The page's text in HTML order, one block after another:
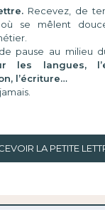
Recevez, de
se mêlent
pause au milieu
les langues,
l’écriture…
LA PETITE